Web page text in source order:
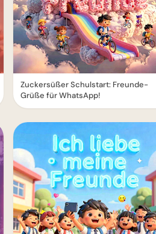
Zuckersüßer Schulstart: Freunde-
Grüße für WhatsApp!